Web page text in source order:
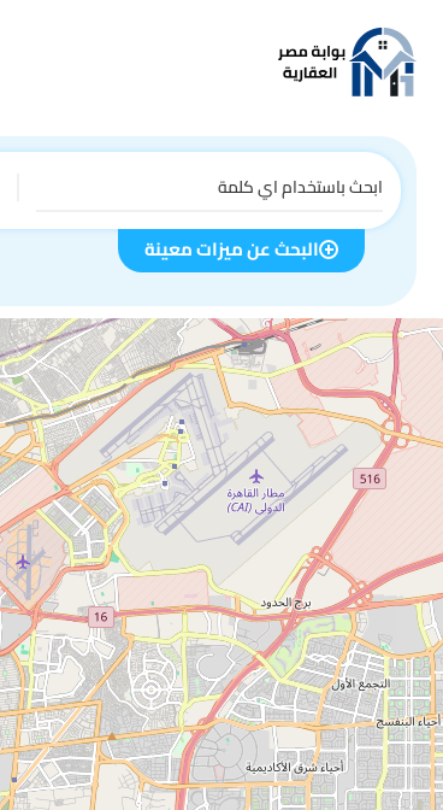
البحث عن ميزات معينة